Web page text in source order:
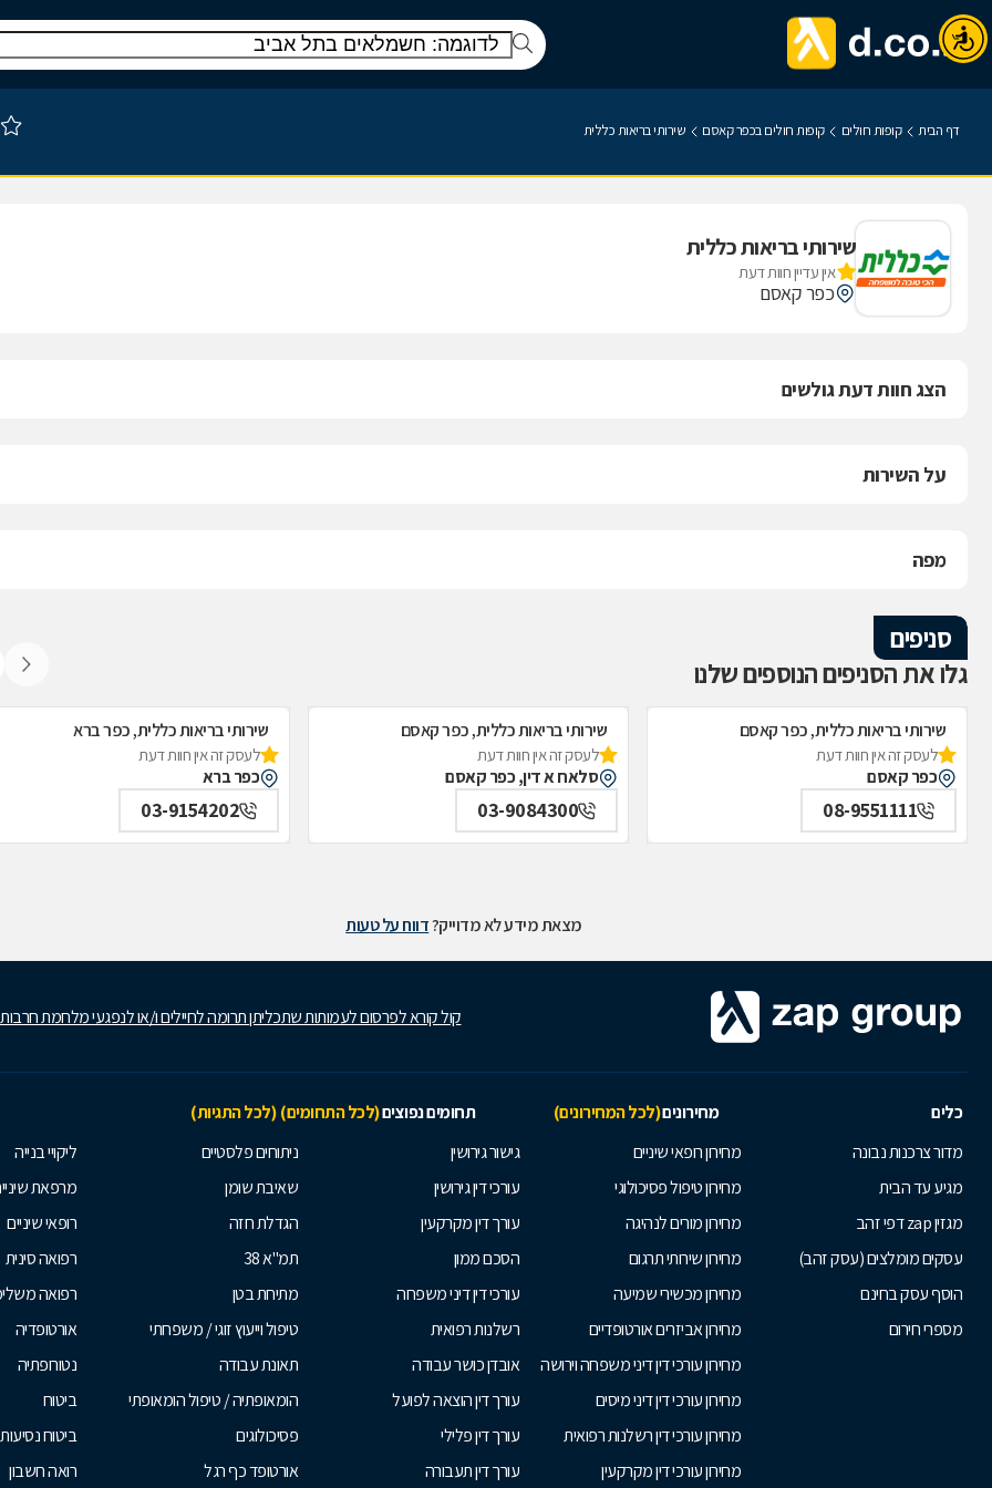
דף הבית קופות חולים קופות חולים בכפר קאסם שירותי בריאות כללית
שירותי בריאות כללית
אין עדיין חוות דעת
כפר קאסם
הצג חוות דעת גולשים
על השירות
מפה
סניפים
גלו את הסניפים הנוספים שלנו
שירותי בריאות כללית, כפר קאסם
לעסק זה אין חוות דעת
כפר קאסם
08-9551111
שירותי בריאות כללית, כפר קאסם
לעסק זה אין חוות דעת
סלאח א דין, כפר קאסם
03-9084300
שירותי בריאות כללית, כפר ברא
לעסק זה אין חוות דעת
כפר ברא
03-9154202
מצאת מידע לא מדוייק?דווח על טעות
קול קורא לפרסום לעמותות שתכליתן תרומה לחיילים ו/או לנפגעי מלחמת
כלים מחירונים(לכל המחירונים) תחומים נפוצים(לכל התחומים) (לכל התגיות)
מדור צרכנות נבונה
מגיע עד הבית
מגזין zap דפי זהב
עסקים מומלצים (עסק זהב)
הוסף עסק בחינם
מספרי חירום
מחירון רופאי שיניים
מחירון טיפול פסיכולוגי
מחירון מורים לנהיגה
מחירון שירותי תרגום
מחירון מכשירי שמיעה
מחירון אביזרים אורטופדיים
מחירון עורכי דין דיני משפחה וירושה
מחירון עורכי דין דיני מיסים
מחירון עורכי דין רשלנות רפואית
מחירון עורכי דין מקרקעין
גישור גירושין
עורכי דין גירושין
עורך דין מקרקעין
הסכם ממון
עורכי דין דיני משפחה
רשלנות רפואית
אובדן כושר עבודה
עורך דין הוצאה לפועל
עורך דין פלילי
עורך דין תעבורה
ניתוחים פלסטיים
שאיבת שומן
הגדלת חזה
תמ"א 38
מתיחת בטן
טיפול וייעוץ זוגי / משפחתי
תאונת עבודה
הומאופתיה / טיפול הומאופתי
פסיכולוגים
אורטופד כף רגל
ליקויי בנייה
מרפאת
רופאי שיניים
רפואה סינית
רפואה
אורטופדיה
נטורופתיה
ביטוח
ביטוח
רואה חשבון